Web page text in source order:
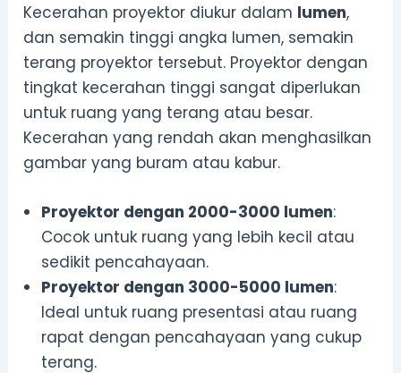
Kecerahan proyektor diukur dalam lumen,
dan semakin tinggi angka lumen, semakin
terang proyektor tersebut. Proyektor dengan
tingkat kecerahan tinggi sangat diperlukan
untuk ruang yang terang atau besar.
Kecerahan yang rendah akan menghasilkan
gambar yang buram atau kabur.
Proyektor dengan 2000-3000 lumen:
Cocok untuk ruang yang lebih kecil atau
sedikit pencahayaan.
Proyektor dengan 3000-5000 lumen:
Ideal untuk ruang presentasi atau ruang
rapat dengan pencahayaan yang cukup
terang.